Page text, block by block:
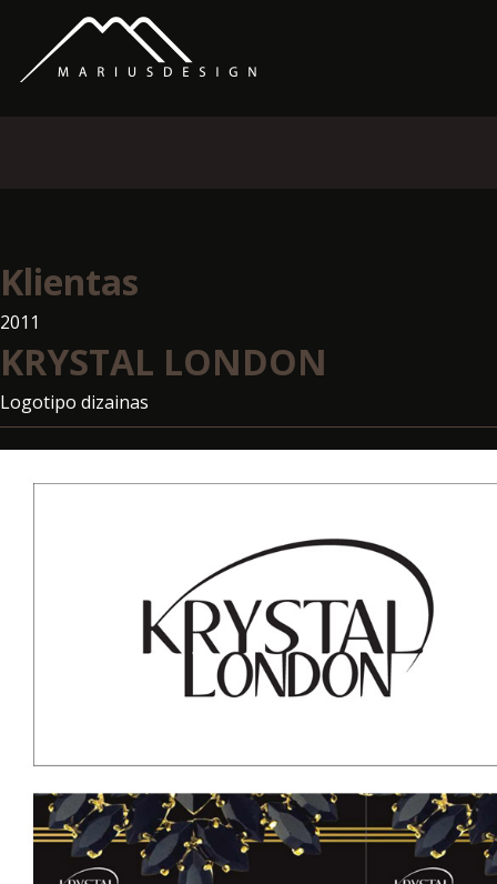
Klientas
2011
KRYSTAL LONDON
Logotipo dizainas